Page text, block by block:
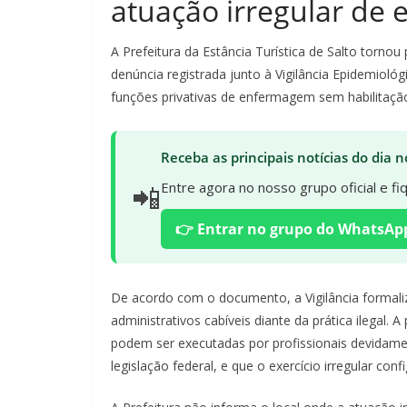
atuação irregular de
A Prefeitura da Estância Turística de Salto
denúncia registrada junto à Vigilância
funções privativas de enfermagem sem
📲
Receba as principais notícias do dia
Entre agora no nosso grupo oficial e
👉 Entrar no grupo do
De acordo com o documento, a Vigilância
administrativos cabíveis diante da prática ilegal.
podem ser executadas por profissionais
legislação federal, e que o exercício irregular